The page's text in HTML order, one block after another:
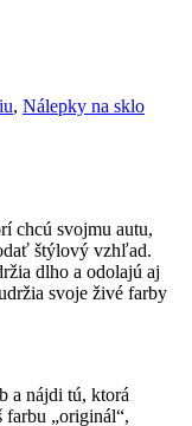
, Nálepky na sklo
chcú svojmu autu,
štýlový vzhľad.
dlho a odolajú aj
svoje živé farby
a nájdi tú, ktorá
„originál“,